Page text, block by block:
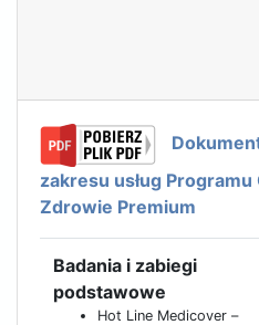
zakresu usług
Zdrowie Premium
Badania i zabiegi
podstawowe
Hot Line Medicover –